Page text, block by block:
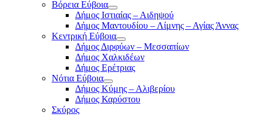
Βόρεια Εύβοια
Δήμος Ιστιαίας – Αιδηψού
Δήμος Μαντουδίου – Λίμνης – Αγίας Άννας
Κεντρική Εύβοια
Δήμος Διρφύων – Μεσσαπίων
Δήμος Χαλκιδέων
Δήμος Ερέτριας
Νότια Εύβοια
Δήμος Κύμης – Αλιβερίου
Δήμος Καρύστου
Σκύρος